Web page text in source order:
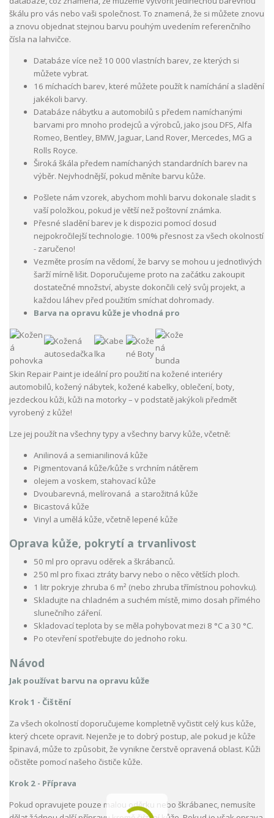
škálu pro vás nebo vaši společnost. To znamená, že si můžete znovu
a znovu objednat stejnou barvu pouhým uvedením referenčního
čísla na lahvičce.
Databáze více než 10 000 vlastních barev, ze kterých si
můžete vybrat.
16 míchacích barev, které můžete použít k namíchání a sladění
jakékoli barvy.
Databáze nábytku a automobilů s předem namíchanými
barvami pro mnoho prodejců a výrobců, jako jsou DFS, Alfa
Romeo, Bentley, BMW, Jaguar, Land Rover, Mercedes, MG a
Rolls Royce.
Široká škála předem namíchaných standardních barev na
výběr. Nejvhodnější, pokud měníte barvu kůže.
Pošlete nám vzorek, abychom mohli barvu dokonale sladit s
vaší položkou, pokud je větší než poštovní známka.
Přesné sladění barev je k dispozici pomocí dosud
nejpokročilejší technologie. 100% přesnost za všech okolností
- zaručeno!
Vezměte prosím na vědomí, že barvy se mohou u jednotlivých
šarží mírně lišit. Doporučujeme proto na začátku zakoupit
dostatečné množství, abyste dokončili celý svůj projekt, a
každou láhev před použitím smíchat dohromady.
Barva na opravu kůže je vhodná pro
Skin Repair Paint je ideální pro použití na kožené interiéry
automobilů, kožený nábytek, kožené kabelky, oblečení, boty,
jezdeckou kůži, kůži na motorky – v podstatě jakýkoli předmět
vyrobený z kůže!
Lze jej použít na všechny typy a všechny barvy kůže, včetně:
Anilinová a semianilinová kůže
Pigmentovaná kůže/kůže s vrchním nátěrem
olejem a voskem, stahovací kůže
Dvoubarevná, melírovaná a starožitná kůže
Bicastová kůže
Vinyl a umělá kůže, včetně lepené kůže
Oprava kůže, pokrytí a trvanlivost
50 ml pro opravu oděrek a škrábanců.
250 ml pro fixaci ztráty barvy nebo o něco větších ploch.
1 litr pokryje zhruba 6 m² (nebo zhruba třímístnou pohovku).
Skladujte na chladném a suchém místě, mimo dosah přímého
slunečního záření.
Skladovací teplota by se měla pohybovat mezi 8 °C a 30 °C.
Po otevření spotřebujte do jednoho roku.
Návod
Jak používat barvu na opravu kůže
Krok 1 - Čištění
Za všech okolností doporučujeme kompletně vyčistit celý kus kůže,
který chcete opravit. Nejenže je to dobrý postup, ale pokud je kůže
špinavá, může to způsobit, že vynikne čerstvě opravená oblast. Kůži
očistěte pomocí našeho čističe kůže.
Krok 2 - Příprava
Pokud opravujete pouze malou oděrku nebo škrábanec, nemusíte